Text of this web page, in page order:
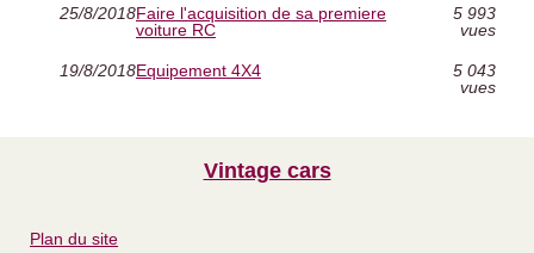
25/8/2018Faire l'acquisition de sa premiere
voiture RC
5 993
vues
19/8/2018Equipement 4X4
5 043
vues
Vintage cars
Plan du site